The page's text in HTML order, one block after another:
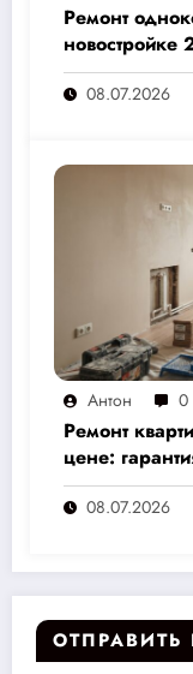
Ремонт
стоит и как
расчёт от
08.07.2026
Антон 0
Ремонт
цене:
переплат
08.07.2026